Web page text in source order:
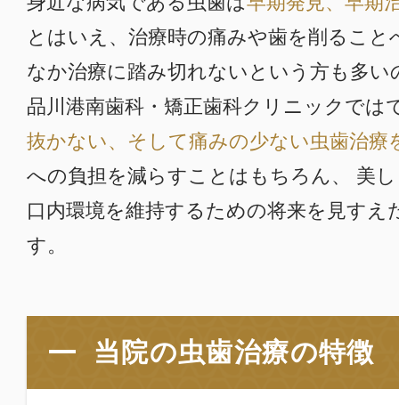
とはいえ、治療時の痛みや歯を削ること
なか治療に踏み切れないという方も多
品川港南歯科・矯正歯科クリニックでは
抜かない、そして痛みの少ない虫歯治療
への負担を減らすことはもちろん、
美
口内環境を維持するための将来を見すえ
す。
当院の虫歯治療の特徴